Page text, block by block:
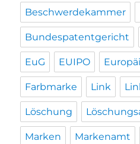
Beschwerdekammer
Bundespatentgericht
EuG EUIPO
Farbmarke Link
Löschung
Marken Markenamt